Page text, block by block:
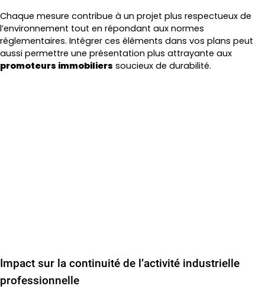
Chaque mesure contribue à un projet plus respectueux de
l’environnement tout en répondant aux normes
réglementaires. Intégrer ces éléments dans vos plans peut
aussi permettre une présentation plus attrayante aux
promoteurs immobiliers soucieux de durabilité.
Impact sur la continuité de l’activité industrielle
professionnelle